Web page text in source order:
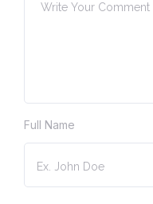
Full Name